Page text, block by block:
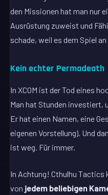
den Missionen hat man nur
Ausrüstung zuweist und
schade, weil es dem Spiel an
Kein echter Permadeath
In XCOM ist der Tod eines
Man hat Stunden investiert,
Er hat einen Namen, eine
eigenen Vorstellung). Und
ist weg. Für immer.
In Achtung! Cthulhu Tactics
von jedem beliebigen